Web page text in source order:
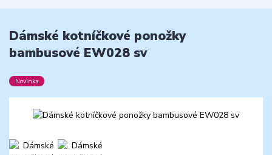
Dámské kotníčkové ponožky
bambusové EW028 sv
Novinka